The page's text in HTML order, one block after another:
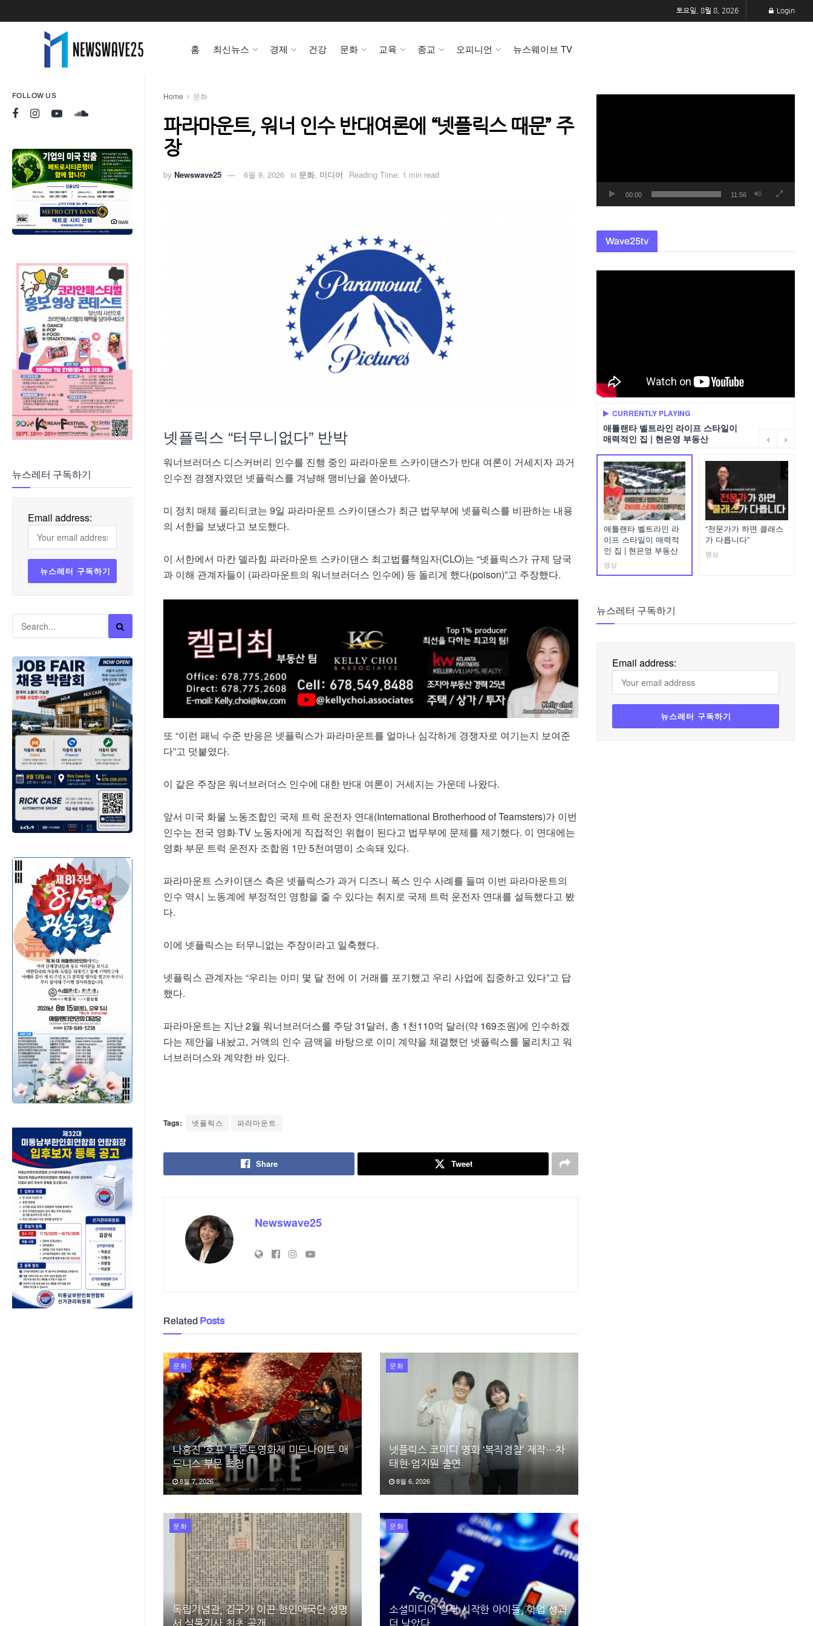
FOLLOW US
뉴스레터 구독하기
Email address:
토요일, 8월 8, 2026 Login
홈 최신뉴스 경제 건강 문화 교육 종교 오피니언 뉴스웨이브 TV
Home 문화
파라마운트, 워너 인수 반대여론에 “넷플릭스 때문” 주
장
by Newswave25 6월 9, 2026 in 문화, 미디어 Reading Time: 1 min read
넷플릭스 “터무니없다” 반박
워너브러더스 디스커버리 인수를 진행 중인 파라마운트 스카이댄스가 반대 여론이 거세지자 과거
인수전 경쟁자였던 넷플릭스를 겨냥해 맹비난을 쏟아냈다.
미 정치 매체 폴리티코는 9일 파라마운트 스카이댄스가 최근 법무부에 넷플릭스를 비판하는 내용
의 서한을 보냈다고 보도했다.
이 서한에서 마칸 델라힘 파라마운트 스카이댄스 최고법률책임자(CLO)는 “넷플릭스가 규제 당국
과 이해 관계자들이 (파라마운트의 워너브러더스 인수에) 등 돌리게 했다(poison)”고 주장했다.
또 “이런 패닉 수준 반응은 넷플릭스가 파라마운트를 얼마나 심각하게 경쟁자로 여기는지 보여준
다”고 덧붙였다.
이 같은 주장은 워너브러더스 인수에 대한 반대 여론이 거세지는 가운데 나왔다.
앞서 미국 화물 노동조합인 국제 트럭 운전자 연대(International Brotherhood of Teamsters)가 이번
인수는 전국 영화·TV 노동자에게 직접적인 위협이 된다고 법무부에 문제를 제기했다. 이 연대에는
영화 부문 트럭 운전자 조합원 1만 5천여명이 소속돼 있다.
파라마운트 스카이댄스 측은 넷플릭스가 과거 디즈니 폭스 인수 사례를 들며 이번 파라마운트의
인수 역시 노동계에 부정적인 영향을 줄 수 있다는 취지로 국제 트럭 운전자 연대를 설득했다고 봤
다.
이에 넷플릭스는 터무니없는 주장이라고 일축했다.
넷플릭스 관계자는 “우리는 이미 몇 달 전에 이 거래를 포기했고 우리 사업에 집중하고 있다”고 답
했다.
파라마운트는 지난 2월 워너브러더스를 주당 31달러, 총 1천110억 달러(약 169조원)에 인수하겠
다는 제안을 내놨고, 거액의 인수 금액을 바탕으로 이미 계약을 체결했던 넷플릭스를 물리치고 워
너브러더스와 계약한 바 있다.
Tags: 넷플릭스 파라마운트
Share Tweet
Newswave25
Related Posts
문화
나홍진 ‘호프’ 토론토영화제 미드나이트 매
드니스 부문 초청
8월 7, 2026
문화
넷플릭스 코미디 영화 ‘복직경찰’ 제작…차
태현·엄지원 출연
8월 6, 2026
문화
독립기념관, 김구가 이끈 한인애국단 성명
서 실물기사 최초 공개
문화
소셜미디어 일찍 시작한 아이들, 학업 성과
더 낮았다
00:00 11:56
Wave25tv
CURRENTLY PLAYING
애틀랜타 벨트라인 라이프 스타일이
매력적인 집 | 현은영 부동산
애틀랜타 벨트라인 라
이프 스타일이 매력적
인 집 | 현은영 부동산
영상
“전문가가 하면 클래스
가 다릅니다”
영상
뉴스레터 구독하기
Email address: